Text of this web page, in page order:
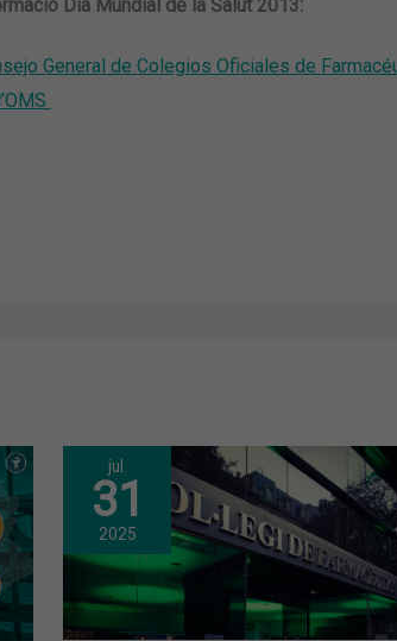
Dia Mundial de la Salut 2013:
General de Colegios Oficiales de
jul.
31
2025